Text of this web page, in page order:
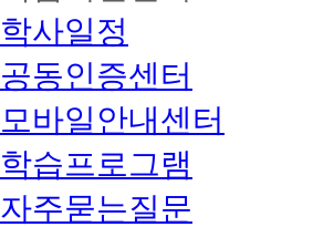
학사일정
공동인증센터
모바일안내센터
학습프로그램
자주묻는질문